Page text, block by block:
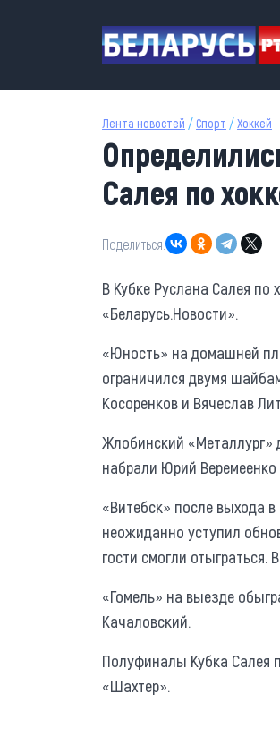
Лента новостей / Спорт /Хоккей
Салея по
Поделиться:
В Кубке Руслана Салея
«Беларусь.Новости».
«Юность» на домашней
ограничился двумя
Косоренков и Вячеслав
Жлобинский «Металлург»
набрали Юрий Веремеенко
«Витебск» после выхода
неожиданно уступил
гости смогли отыграться.
«Гомель» на выезде
Качаловский.
Полуфиналы Кубка Салея
«Шахтер».